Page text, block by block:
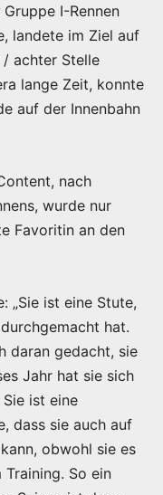
I-Rennen
landete im Ziel auf
achter Stelle
lange Zeit, konnte
auf der Innenbahn
nach
wurde nur
Favoritin an den
„Sie ist eine Stute,
hat.
daran gedacht, sie
Jahr hat sie sich
ist eine
dass sie auch auf
obwohl sie es
So ein